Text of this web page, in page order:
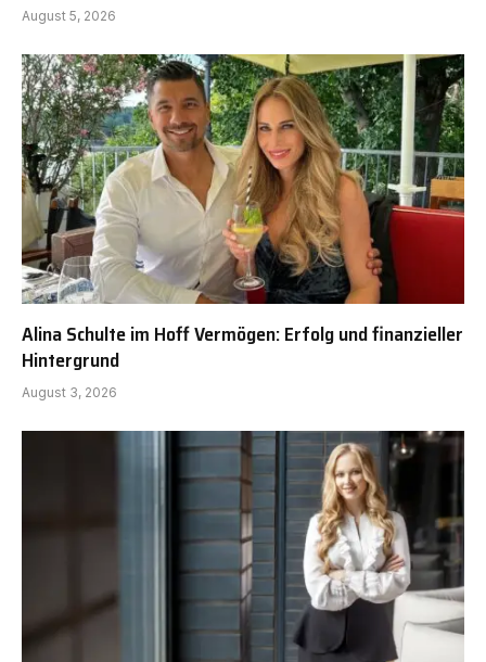
August 5, 2026
Alina Schulte im Hoff Vermögen: Erfolg und finanzieller
Hintergrund
August 3, 2026